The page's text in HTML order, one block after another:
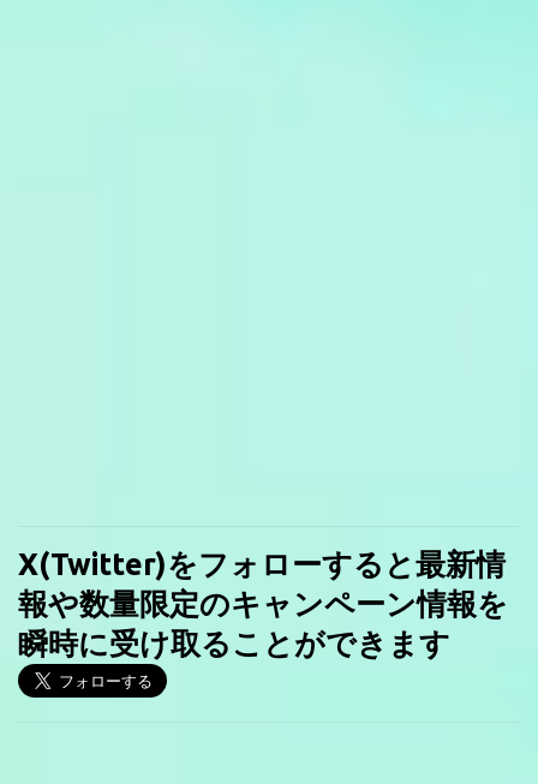
X(Twitter)をフォローすると最新情
報や数量限定のキャンペーン情報を
瞬時に受け取ることができます